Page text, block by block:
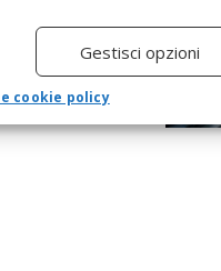
Gestisci opzioni
cookie policy